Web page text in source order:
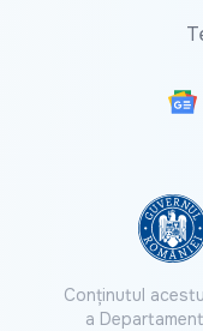
Conținutul
a